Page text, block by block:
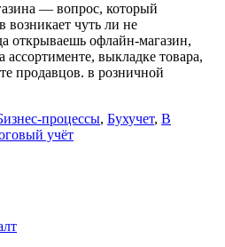
— вопрос, который
чуть ли не
открываешь офлайн‑магазин,
выкладке товара,
продавцов. в розничной
процессы, Бухучет, В
учёт